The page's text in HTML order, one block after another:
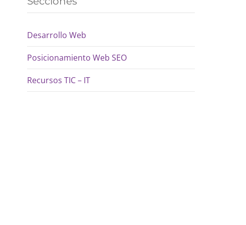
Desarrollo Web
Posicionamiento Web SEO
Recursos TIC – IT